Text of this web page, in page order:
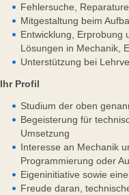
Fehlersuche,
Mitgestaltung beim
Entwicklung, Erprobung
Lösungen in Mechanik,
Unterstützung bei
Ihr Profil
Studium der oben
Begeisterung für
Umsetzung
Interesse an Mechanik
Programmierung oder
Eigeninitiative sowie
Freude daran,